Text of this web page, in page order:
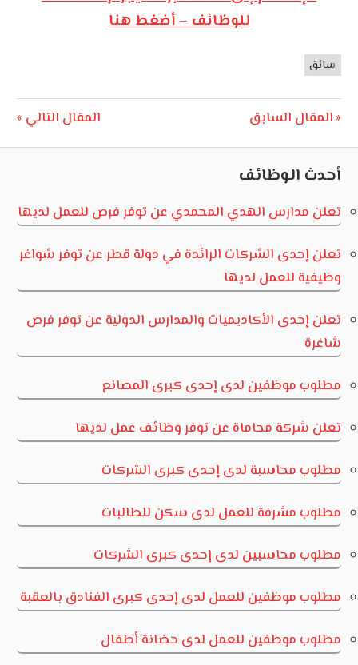
للوظائف – أضغط هنا
وظائف
سائق
تصفّح
المقالات
Previous
المقال السابق
Next
المقال التالي
أحدث الوظائف
تعلن مدارس الهدي المحمدي عن توفر فرص للعمل لديها
تعلن إحدى الشركات الرائدة في دولة قطر عن توفر شواغر
وظيفية للعمل لديها
تعلن إحدى الأكاديميات والمدارس الدولية عن توفر فرص
شاغرة
مطلوب موظفين لدى إحدى كبرى المصانع
تعلن شركة محاماة عن توفر وظائف عمل لديها
مطلوب محاسبة لدى إحدى كبرى الشركات
مطلوب مشرفة للعمل لدى سكن للطالبات
مطلوب محاسبين لدى إحدى كبرى الشركات
مطلوب موظفين للعمل لدى إحدى كبرى الفنادق بالعقبة
مطلوب موظفين للعمل لدى حضانة أطفال